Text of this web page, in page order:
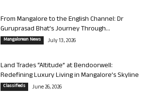
From Mangalore to the English Channel: Dr
Guruprasad Bhat’s Journey Through...
Mangalorean News July 13, 2026
Land Trades “Altitude” at Bendoorwell:
Redefining Luxury Living in Mangalore’s Skyline
Classifieds June 26, 2026